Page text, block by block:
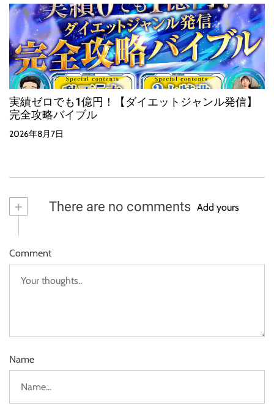
実績ゼロでも1億円！【ダイエットジャンル発信】
完全攻略バイブル
2026年8月7日
+ There are no comments Add yours
Comment
Name